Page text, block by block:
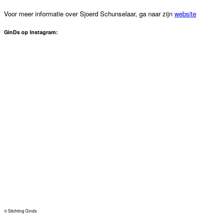
Voor meer informatie over Sjoerd Schunselaar, ga naar zijn website
GinDs op Instagram:
© Stichting Ginds